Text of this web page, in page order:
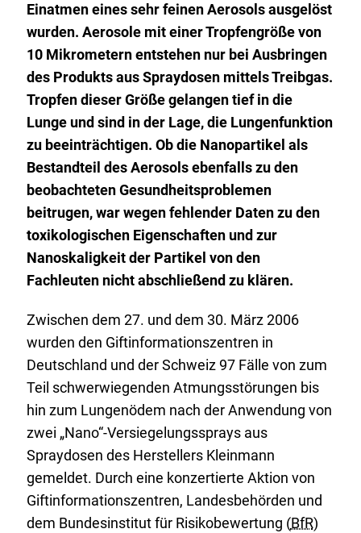
Einatmen eines sehr feinen Aerosols ausgelöst
wurden. Aerosole mit einer Tropfengröße von
10 Mikrometern entstehen nur bei Ausbringen
des Produkts aus Spraydosen mittels Treibgas.
Tropfen dieser Größe gelangen tief in die
Lunge und sind in der Lage, die Lungenfunktion
zu beeinträchtigen. Ob die Nanopartikel als
Bestandteil des Aerosols ebenfalls zu den
beobachteten Gesundheitsproblemen
beitrugen, war wegen fehlender Daten zu den
toxikologischen Eigenschaften und zur
Nanoskaligkeit der Partikel von den
Fachleuten nicht abschließend zu klären.
Zwischen dem 27. und dem 30. März 2006
wurden den Giftinformationszentren in
Deutschland und der Schweiz 97 Fälle von zum
Teil schwerwiegenden Atmungsstörungen bis
hin zum Lungenödem nach der Anwendung von
zwei „Nano“-Versiegelungssprays aus
Spraydosen des Herstellers Kleinmann
gemeldet. Durch eine konzertierte Aktion von
Giftinformationszentren, Landesbehörden und
dem Bundesinstitut für Risikobewertung (BfR)